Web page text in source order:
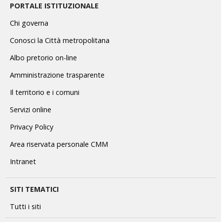
PORTALE ISTITUZIONALE
Chi governa
Conosci la Città metropolitana
Albo pretorio on-line
Amministrazione trasparente
Il territorio e i comuni
Servizi online
Privacy Policy
Area riservata personale CMM
Intranet
SITI TEMATICI
Tutti i siti